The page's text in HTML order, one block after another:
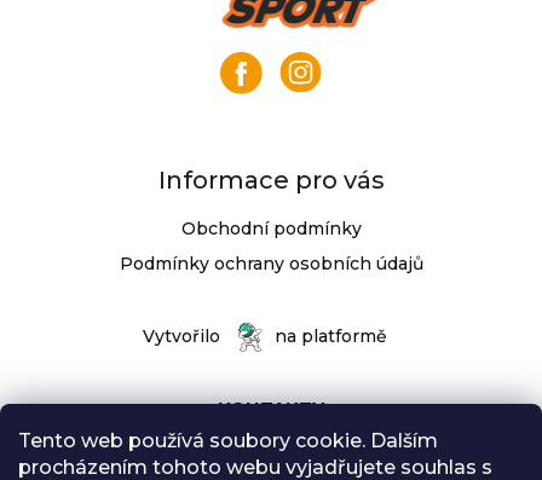
Tento web používá soubory cookie. Dalším
procházením tohoto webu vyjadřujete souhlas s
Informace pro vás
Obchodní podmínky
Podmínky ochrany osobních údajů
Vytvořilo na platformě
KONTAKTY